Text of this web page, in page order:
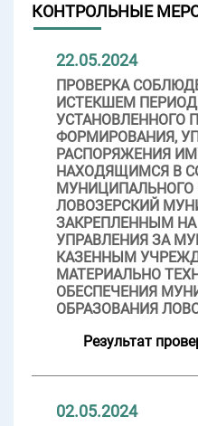
КОНТРОЛЬНЫЕ
22.05.2024
ПРОВЕРКА
ИСТЕКШЕМ
УСТАНОВЛЕННОГО
ФОРМИРОВАНИЯ,
РАСПОРЯЖЕНИЯ
НАХОДЯЩИМСЯ В
МУНИЦИПАЛЬНОГО
ЛОВОЗЕРСКИЙ
ЗАКРЕПЛЕННЫМ НА
УПРАВЛЕНИЯ ЗА
КАЗЕННЫМ
МАТЕРИАЛЬНО
ОБЕСПЕЧЕНИЯ
ОБРАЗОВАНИЯ
Результат
02.05.2024